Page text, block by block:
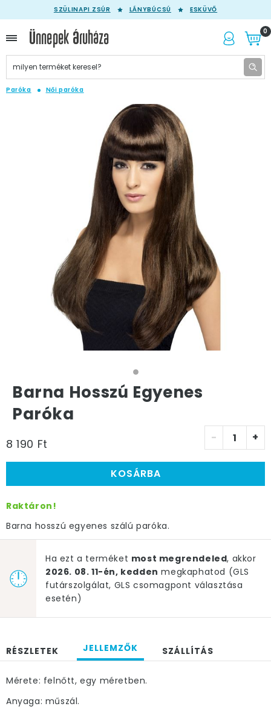
SZÜLINAPI ZSÚR LÁNYBÚCSÚ ESKÜVŐ
0
Paróka Női paróka
Barna Hosszú Egyenes
Paróka
8 190 Ft - +
KOSÁRBA
Raktáron!
Barna hosszú egyenes szálú paróka.
Ha ezt a terméket most megrendeled, akkor
2026. 08. 11-én, kedden megkaphatod (GLS
futárszolgálat, GLS csomagpont választása
esetén)
RÉSZLETEK JELLEMZŐK SZÁLLÍTÁS
Mérete: felnőtt, egy méretben.
Anyaga: műszál.